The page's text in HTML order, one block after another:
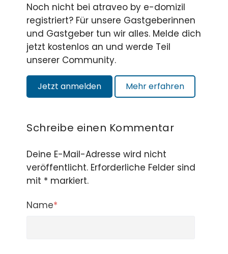
Noch nicht bei atraveo by e-domizil
registriert? Für unsere Gastgeberinnen
und Gastgeber tun wir alles. Melde dich
jetzt kostenlos an und werde Teil
unserer Community.
Jetzt anmelden Mehr erfahren
Schreibe einen Kommentar
Deine E-Mail-Adresse wird nicht
veröffentlicht. Erforderliche Felder sind
mit * markiert.
Name*